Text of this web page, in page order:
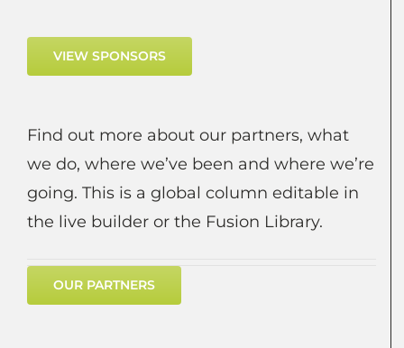
VIEW SPONSORS
Find out more about our partners, what
we do, where we’ve been and where we’re
going. This is a global column editable in
the live builder or the Fusion Library.
OUR PARTNERS